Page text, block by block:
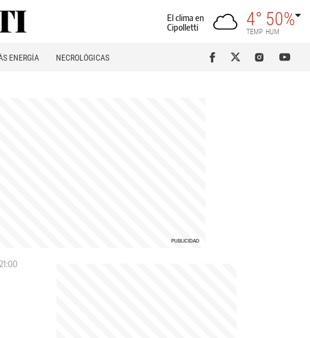
El clima en
Cipolletti
4°
TEMP
50%
HUM
ENERGÍA NECROLÓGICAS